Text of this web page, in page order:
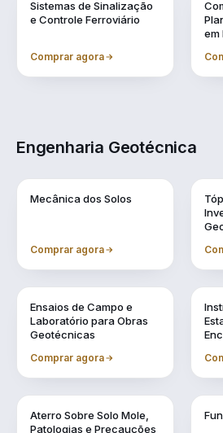
Sistemas de Sinalização
e Controle Ferroviário
Comprar agora
em
Engenharia Geotécnica
Mecânica dos Solos
Comprar agora
Vol.
Ensaios de Campo e
Laboratório para Obras
Geotécnicas
Comprar agora
Aterro Sobre Solo Mole,
Patologias e Precauções